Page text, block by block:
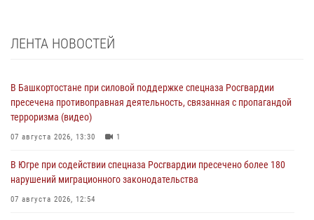
ЛЕНТА НОВОСТЕЙ
В Башкортостане при силовой поддержке спецназа Росгвардии
пресечена противоправная деятельность, связанная с пропагандой
терроризма (видео)
07 августа 2026, 13:30 1
В Югре при содействии спецназа Росгвардии пресечено более 180
нарушений миграционного законодательства
07 августа 2026, 12:54